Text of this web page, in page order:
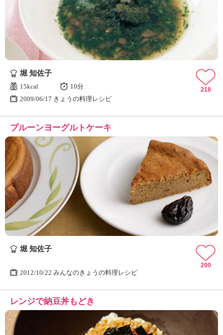
堀 知佐子
15kcal
10分
2009/06/17 きょうの料理レシピ
218
プルーンヨーグルトケーキ
堀 知佐子
2012/10/22 みんなのきょうの料理レシピ
200
レンジで納豆丼もどき